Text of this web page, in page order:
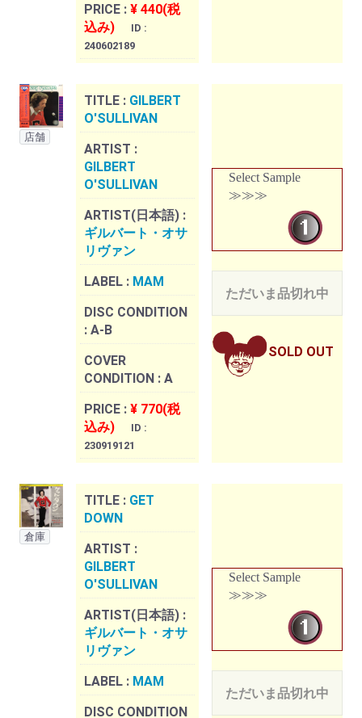
PRICE : ¥ 440(税
込み)
ID :
240602189
店舗
TITLE : GILBERT
O'SULLIVAN
ARTIST :
GILBERT
O'SULLIVAN
ARTIST(日本語) :
ギルバート・オサ
リヴァン
LABEL : MAM
DISC CONDITION
: A-B
COVER
CONDITION : A
PRICE : ¥ 770(税
込み)
ID :
230919121
Select Sample
≫≫≫
ただいま品切れ中
SOLD OUT
倉庫
TITLE : GET
DOWN
ARTIST :
GILBERT
O'SULLIVAN
ARTIST(日本語) :
ギルバート・オサ
リヴァン
LABEL : MAM
DISC CONDITION
Select Sample
≫≫≫
ただいま品切れ中